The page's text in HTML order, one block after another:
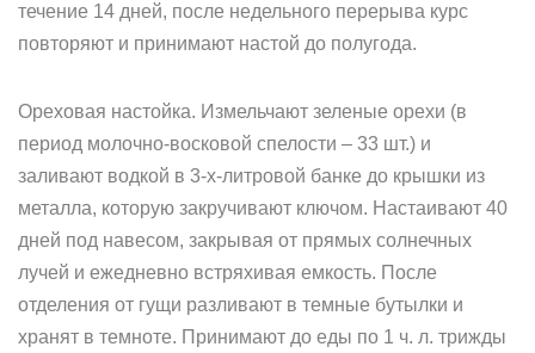
течение 14 дней, после недельного перерыва курс
повторяют и принимают настой до полугода.
Ореховая настойка. Измельчают зеленые орехи (в
период молочно-восковой спелости – 33 шт.) и
заливают водкой в 3-х-литровой банке до крышки из
металла, которую закручивают ключом. Настаивают 40
дней под навесом, закрывая от прямых солнечных
лучей и ежедневно встряхивая емкость. После
отделения от гущи разливают в темные бутылки и
хранят в темноте. Принимают до еды по 1 ч. л. трижды